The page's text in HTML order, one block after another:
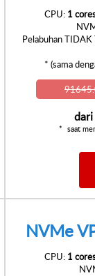
CPU: 1
Pelabuhan TIDAK
* (sama
dari
saat
NVMe
CPU: 1